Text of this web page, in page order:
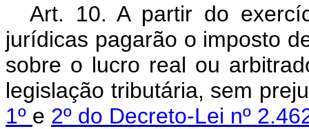
Art. 10. A partir do
jurídicas pagarão o imposto
sobre o lucro real ou
legislação tributária, sem
1º e 2º do Decreto-Lei nº